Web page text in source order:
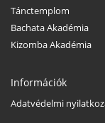
Tánctemplom
Bachata Akadémia
Kizomba Akadémia
Információk
Adatvédelmi